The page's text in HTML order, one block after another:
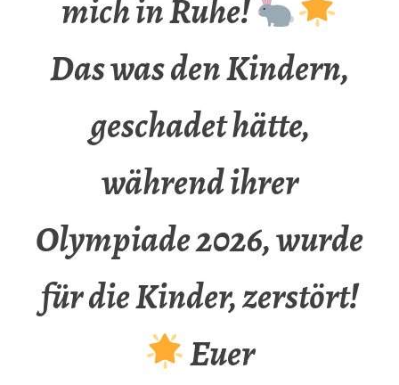
mich in Ruhe!
Das was den Kindern,
geschadet hätte,
während ihrer
Olympiade 2026, wurde
für die Kinder, zerstört!
Euer